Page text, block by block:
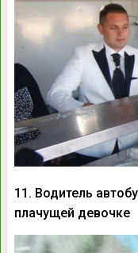
11. Водитель
плачущей девочке